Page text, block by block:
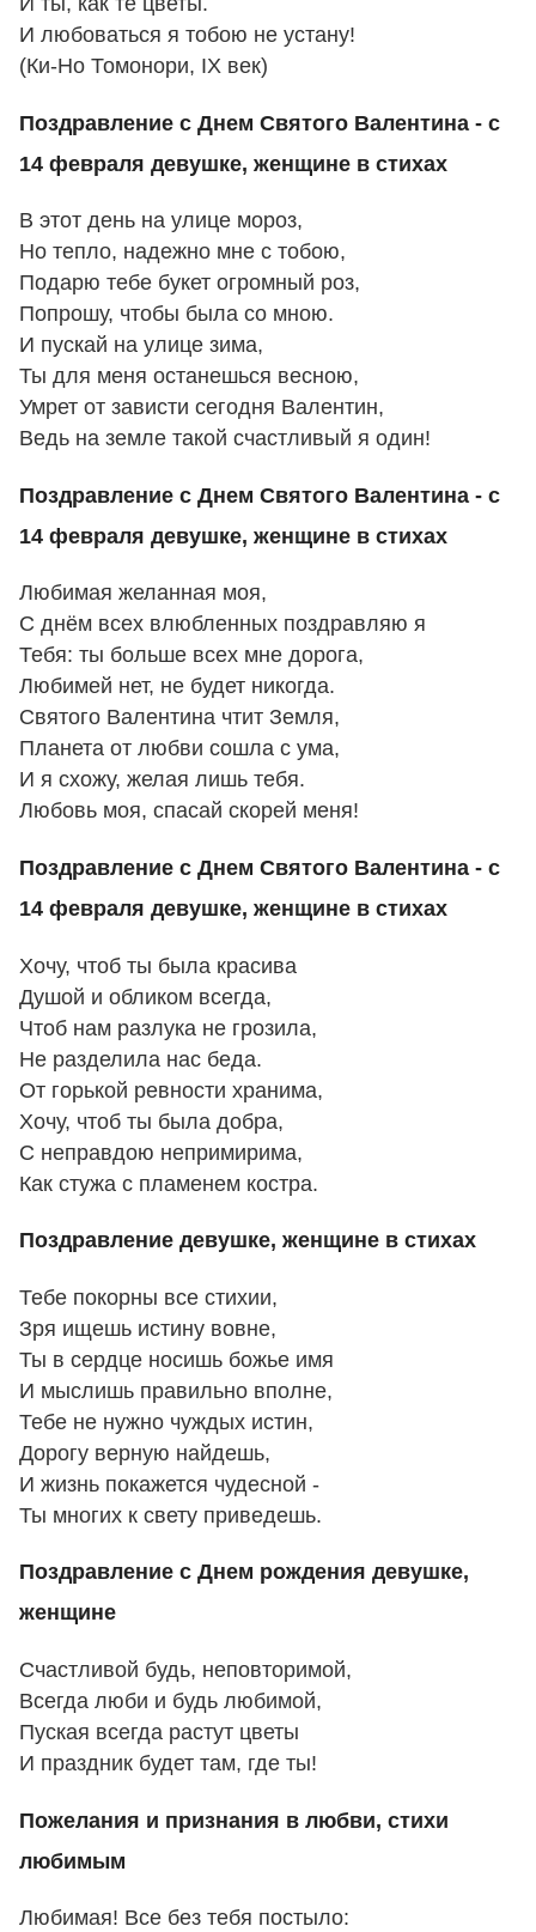
И любоваться я тобою не yстанy!
(Ки-Hо Томоноpи, IX век)
Поздравление с Днем Святого Валентина - с
14 февраля девушке, женщине в стихах
В этот день на улице мороз,
Но тепло, надежно мне с тобою,
Подарю тебе букет огромный роз,
Попрошу, чтобы была со мною.
И пускай на улице зима,
Ты для меня останешься весною,
Умрет от зависти сегодня Валентин,
Ведь на земле такой счастливый я один!
Поздравление с Днем Святого Валентина - с
14 февраля девушке, женщине в стихах
Любимая желанная моя,
С днём всех влюбленных поздравляю я
Тебя: ты больше всех мне дорога,
Любимей нет, не будет никогда.
Святого Валентина чтит Земля,
Планета от любви сошла с ума,
И я схожу, желая лишь тебя.
Любовь моя, спасай скорей меня!
Поздравление с Днем Святого Валентина - с
14 февраля девушке, женщине в стихах
Хочу, чтоб ты была красива
Душой и обликом всегда,
Чтоб нам разлука не грозила,
Не разделила нас беда.
От горькой ревности хранима,
Хочу, чтоб ты была добра,
С неправдою непримирима,
Как стужа с пламенем костра.
Поздравление девушке, женщине в стихах
Тебе покорны все стихии,
Зря ищешь истину вовне,
Ты в сердце носишь божье имя
И мыслишь правильно вполне,
Тебе не нужно чуждых истин,
Дорогу верную найдешь,
И жизнь покажется чудесной -
Ты многих к свету приведешь.
Поздравление с Днем рождения девушке,
женщине
Счастливой будь, неповторимой,
Всегда люби и будь любимой,
Пуская всегда растут цветы
И праздник будет там, где ты!
Пожелания и признания в любви, стихи
любимым
Любимая! Все без тебя постыло: